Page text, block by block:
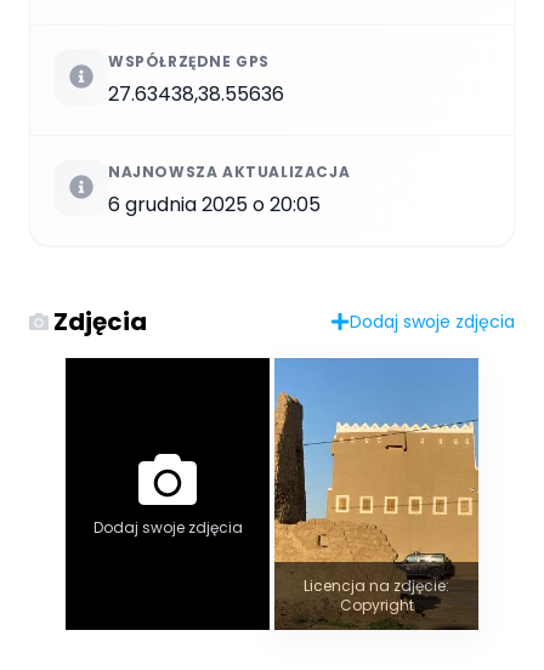
WSPÓŁRZĘDNE GPS
27.63438,38.55636
NAJNOWSZA AKTUALIZACJA
6 grudnia 2025 o 20:05
Zdjęcia Dodaj swoje zdjęcia
Dodaj swoje zdjęcia
Licencja na zdjęcie:
Copyright